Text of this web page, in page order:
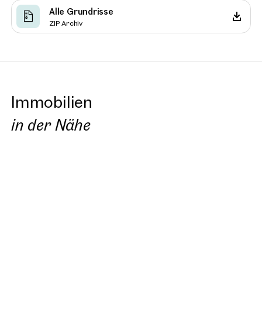
Alle Grundrisse
ZIP Archiv
Immobilien
in der Nähe